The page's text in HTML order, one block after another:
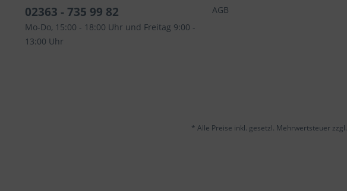
02363 - 735 99 82
Mo-Do, 15:00 - 18:00 Uhr und Freitag 9:00 -
13:00 Uhr
AGB
* Alle Preise inkl. gesetzl. Mehrwertsteuer zzgl.